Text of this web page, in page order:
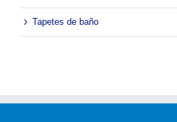
Tapetes de baño